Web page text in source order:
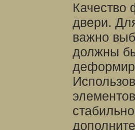
Качество
двери.
важно
должны